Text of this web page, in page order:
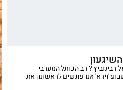
? רב הכותל המערבי
'וירא' אנו פוגשים לראשונה את